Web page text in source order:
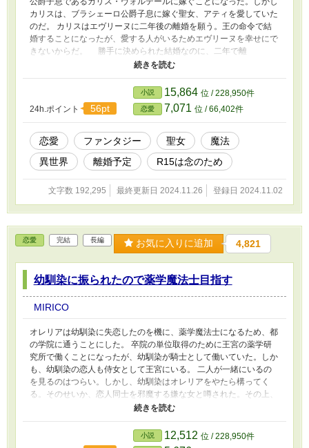
カリスは、ブラシェーロ公爵子息に嫁ぐ聖女、アティを愛していた
のだ。 カリスはエヴリーヌに二年後の離婚を願う。王の命令で結
婚することになったが、愛する人がいるためエヴリーヌを幸せにで
きないからだ。 勝手に決められた結婚なのに、二年で離
婚！？ アティを愛していても、他の公爵子息の妻となったアテ
も親戚の子に渡すことを辞さない。そんなカリスの切実な純情の前
に、エヴリーヌは二年後の離婚を承諾した。 なんてやつ。そうは
思ったけれど、カリスは心優しく、二年後の離婚が決まってもエヴ
リーヌを蔑ろにしない、誠実な男だった。 やめて、優しくしない
で。私が好きになっちゃうから！！ ブックマーク・いいね・ご感
想等、ありがとうございます。誤字もお知らせくださりありがとう
ございます。修正します。ご感想お返事ネタバレになりそうなので
24h.ポイント 56pt
小説 15,864 位 / 228,950件
恋愛 7,071 位 / 66,402件
恋愛 ファンタジー 聖女
魔法
異世界
離婚予定 R15は念のため
文字数 192,295 最終更新日 2024.11.26 登録日 2024.11.02
恋愛 完結 長編 お気に入りに追加 4,821
幼馴染に振られたので薬学魔法士目指す
MIRICO
オレリアは幼馴染に失恋したのを機に、薬学魔法士になるため、都
の学院に通うことにした。 卒院の単位取得のために王宮の薬学研
究所で働くことになったが、幼馴染が騎士として働いていた。しか
も、幼馴染の恋人も侍女として王宮にいる。 二人が一緒にいるの
を見るのはつらい。しかし、幼馴染はオレリアをやたら構ってく
る。そのせいか、恋人同士を邪魔する嫌な女と噂された。その上、
オレリアが案内した植物園で、相手の子が怪我をしてしまい、殺そ
オレリアを助けてくれたのは、ボサボサ頭と髭面の、薬学研究所の
局長。実は王の甥で、第二継承権を持った、美丈夫で、女性たちか
小説 12,512 位 / 228,950件